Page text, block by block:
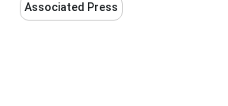
Associated Press